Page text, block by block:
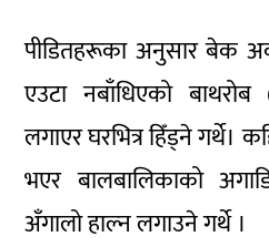
पीडितहरूका अनुसार बेक
एउटा नबाँधिएको
लगाएर घरभित्र हिँड्ने गर्थे।
भएर बालबालिकाको
अँगालो हाल्न लगाउने गर्थे ।